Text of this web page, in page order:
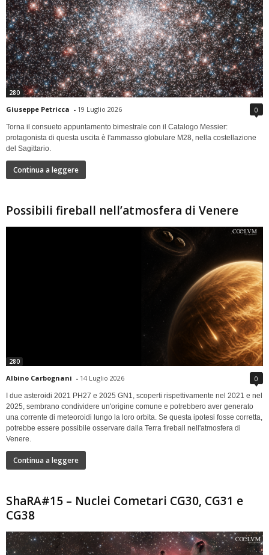
280
Giuseppe Petricca - 19 Luglio 2026 0
Torna il consueto appuntamento bimestrale con il Catalogo Messier:
protagonista di questa uscita è l'ammasso globulare M28, nella costellazione
del Sagittario.
Continua a leggere
Possibili fireball nell’atmosfera di Venere
280
Albino Carbognani - 14 Luglio 2026 0
I due asteroidi 2021 PH27 e 2025 GN1, scoperti rispettivamente nel 2021 e nel
2025, sembrano condividere un'origine comune e potrebbero aver generato
una corrente di meteoroidi lungo la loro orbita. Se questa ipotesi fosse corretta,
potrebbe essere possibile osservare dalla Terra fireball nell'atmosfera di
Venere.
Continua a leggere
ShaRA#15 – Nuclei Cometari CG30, CG31 e
CG38